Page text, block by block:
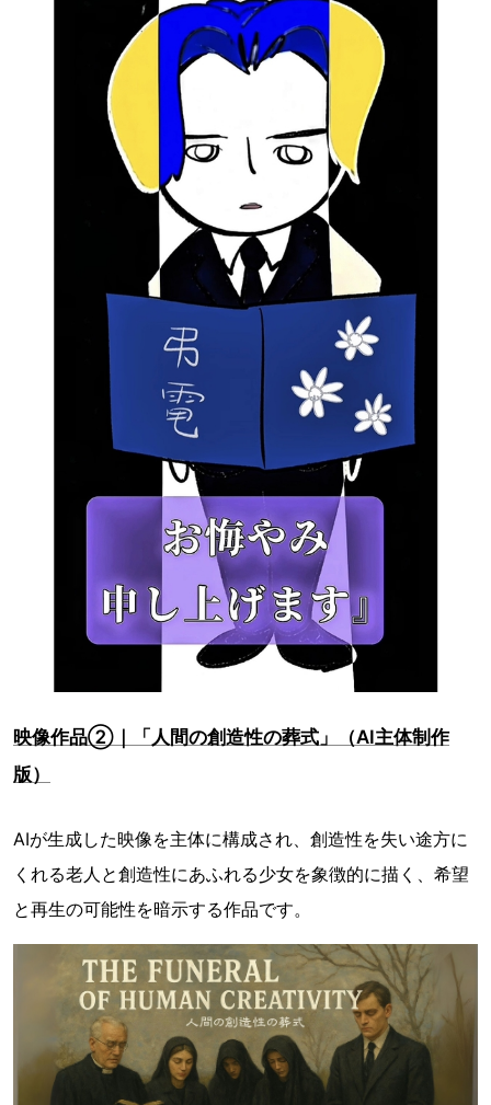
映像作品②｜「人間の創造性の葬式」（AI主体制作
版）
AIが生成した映像を主体に構成され、創造性を失い途方に
くれる老人と創造性にあふれる少女を象徴的に描く、希望
と再生の可能性を暗示する作品です。